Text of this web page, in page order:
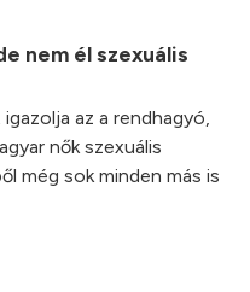
nem él szexuális
az a rendhagyó,
nők szexuális
még sok minden más is